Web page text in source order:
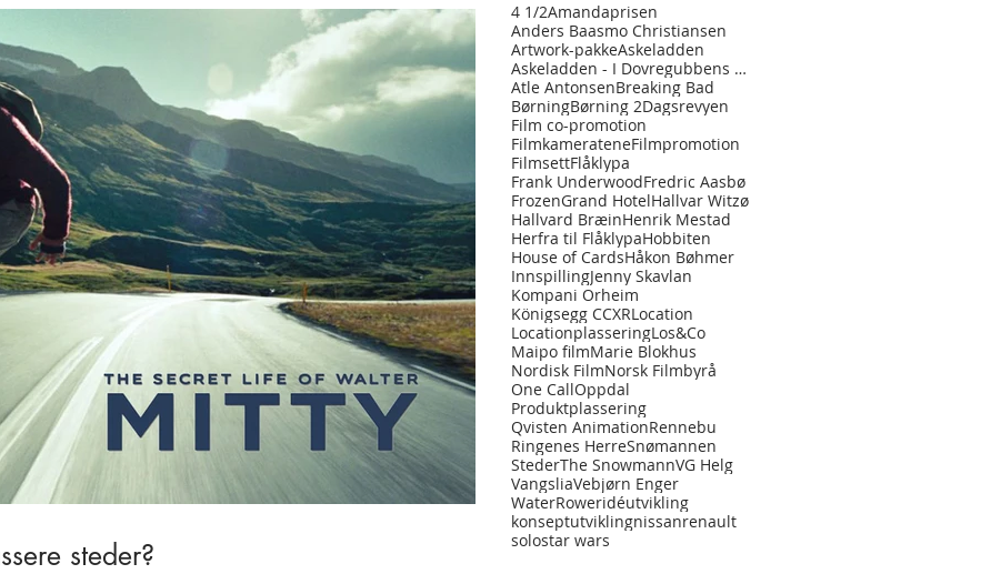
steder?
4 1/2Amandaprisen
Anders Baasmo Christiansen
Artwork-pakkeAskeladden
Askeladden - I Dovregubbens hall
Atle AntonsenBreaking Bad
BørningBørning 2Dagsrevyen
Film co-promotion
FilmkamerateneFilmpromotion
FilmsettFlåklypa
Frank UnderwoodFredric Aasbø
FrozenGrand HotelHallvar Witzø
Hallvard BræinHenrik Mestad
Herfra til FlåklypaHobbiten
House of CardsHåkon Bøhmer
InnspillingJenny Skavlan
Kompani Orheim
Königsegg CCXRLocation
LocationplasseringLos&Co
Maipo filmMarie Blokhus
Nordisk FilmNorsk Filmbyrå
One CallOppdal
Produktplassering
Qvisten AnimationRennebu
Ringenes HerreSnømannen
StederThe SnowmannVG Helg
VangsliaVebjørn Enger
WaterRoweridéutvikling
konseptutviklingnissanrenault
solostar wars